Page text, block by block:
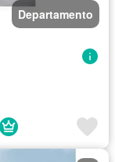
Departamento